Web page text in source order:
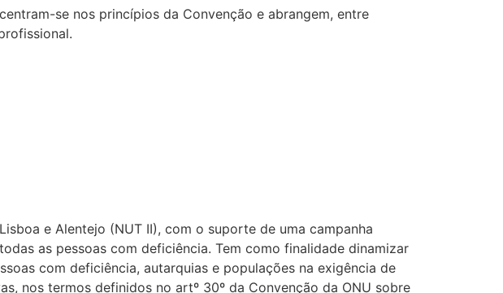
se nos princípios da Convenção e abrangem, entre
e Alentejo (NUT II), com o suporte de uma campanha
as pessoas com deficiência. Tem como finalidade dinamizar
com deficiência, autarquias e populações na exigência de
nos termos definidos no artº 30º da Convenção da ONU sobre